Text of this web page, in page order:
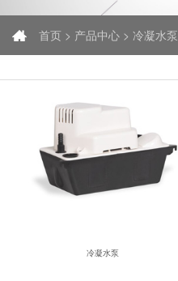
首页 > 产品中心 > 冷凝水泵
冷凝水泵